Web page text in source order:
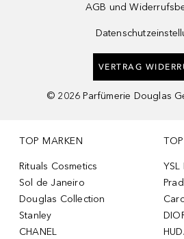
AGB und
VERTRAG
© 2026 Parfümerie Douglas
TOP MARKEN
Rituals Cosmetics
Sol de Janeiro
Douglas Collection
Stanley
CHANEL
YSL